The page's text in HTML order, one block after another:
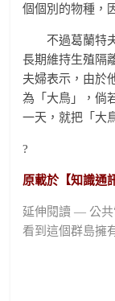
個個別的物種，
不過葛蘭特夫
長期維持生殖隔
夫婦表示，由於
為「大鳥」，倘
一天，就把「大
?
原載於【知識通
延伸閱讀 — 公共
看到這個群島擁